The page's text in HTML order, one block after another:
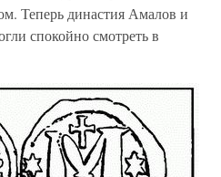
Теперь династия Амалов и
спокойно смотреть в